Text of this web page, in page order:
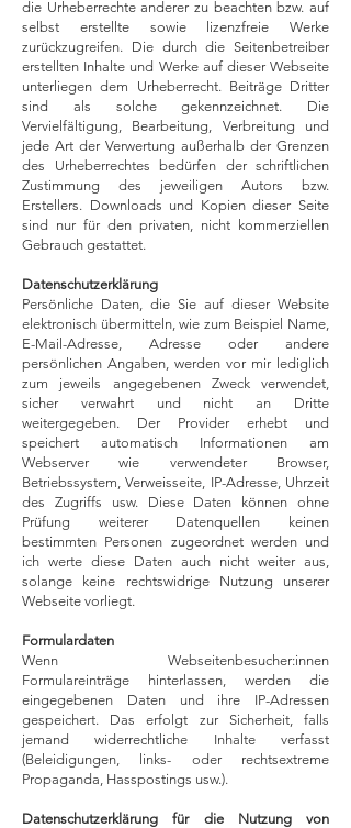
die Urheberrechte anderer zu beachten bzw. auf
selbst erstellte sowie lizenzfreie Werke
zurückzugreifen. Die durch die Seitenbetreiber
erstellten Inhalte und Werke auf dieser Webseite
unterliegen dem Urheberrecht. Beiträge Dritter
sind als solche gekennzeichnet. Die
Vervielfältigung, Bearbeitung, Verbreitung und
jede Art der Verwertung außerhalb der Grenzen
des Urheberrechtes bedürfen der schriftlichen
Zustimmung des jeweiligen Autors bzw.
Erstellers. Downloads und Kopien dieser Seite
sind nur für den privaten, nicht kommerziellen
Gebrauch gestattet.
Datenschutzerklärung
Persönliche Daten, die Sie auf dieser Website
elektronisch übermitteln, wie zum Beispiel Name,
E-Mail-Adresse, Adresse oder andere
persönlichen Angaben, werden vor mir lediglich
zum jeweils angegebenen Zweck verwendet,
sicher verwahrt und nicht an Dritte
weitergegeben. Der Provider erhebt und
speichert automatisch Informationen am
Webserver wie verwendeter Browser,
Betriebssystem, Verweisseite, IP-Adresse, Uhrzeit
des Zugriffs usw. Diese Daten können ohne
Prüfung weiterer Datenquellen keinen
bestimmten Personen zugeordnet werden und
ich werte diese Daten auch nicht weiter aus,
solange keine rechtswidrige Nutzung unserer
Webseite vorliegt.
Formulardaten
Wenn Webseitenbesucher:innen
Formulareinträge hinterlassen, werden die
eingegebenen Daten und ihre IP-Adressen
gespeichert. Das erfolgt zur Sicherheit, falls
jemand widerrechtliche Inhalte verfasst
(Beleidigungen, links- oder rechtsextreme
Propaganda, Hasspostings usw.).
Datenschutzerklärung für die Nutzung von